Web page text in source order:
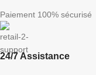
Paiement 100% sécurisé
24/7 Assistance